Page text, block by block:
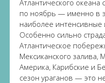
Атлантического океана
по ноябрь — именно в
наиболее интенсивные
Особенно сильно
Атлантическое
Мексиканского залива,
Америка, Карибские и
сезон ураганов — это